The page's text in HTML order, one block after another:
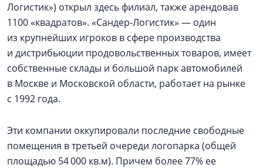
Логистик») открыл здесь филиал, также арендовав
1100 «квадратов». «Сандер-Логистик» — один
из крупнейших игроков в сфере производства
и дистрибьюции продовольственных товаров, имеет
собственные склады и большой парк автомобилей
в Москве и Московской области, работает на рынке
с 1992 года.
Эти компании оккупировали последние свободные
помещения в третьей очереди логопарка (общей
площадью 54 000 кв.м). Причем более 77% ее